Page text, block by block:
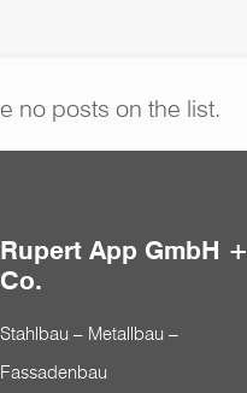
no posts on the list.
Rupert App GmbH +
Co.
Stahlbau – Metallbau –
Fassadenbau